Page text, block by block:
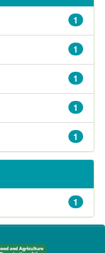
1
1
1
1
1
1